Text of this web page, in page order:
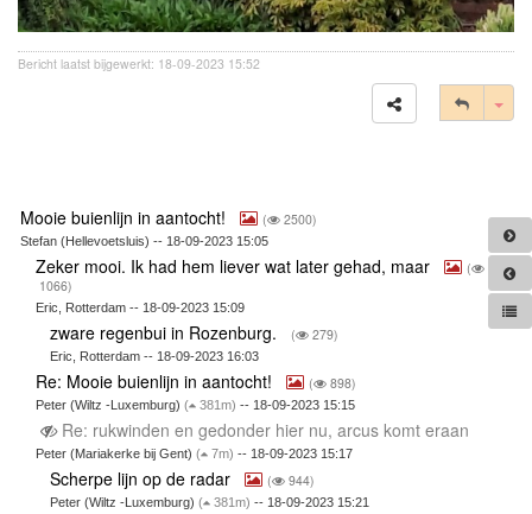
Bericht laatst bijgewerkt: 18-09-2023 15:52
Mooie buienlijn in aantocht! ( 2500)
Stefan (Hellevoetsluis) -- 18-09-2023 15:05
Zeker mooi. Ik had hem liever wat later gehad, maar
(
1066)
Eric, Rotterdam -- 18-09-2023 15:09
zware regenbui in Rozenburg. ( 279)
Eric, Rotterdam -- 18-09-2023 16:03
Re: Mooie buienlijn in aantocht! ( 898)
Peter (Wiltz -Luxemburg) ( 381m) -- 18-09-2023 15:15
Re: rukwinden en gedonder hier nu, arcus komt eraan
Peter (Mariakerke bij Gent) ( 7m) -- 18-09-2023 15:17
Scherpe lijn op de radar ( 944)
Peter (Wiltz -Luxemburg)( 381m) -- 18-09-2023 15:21